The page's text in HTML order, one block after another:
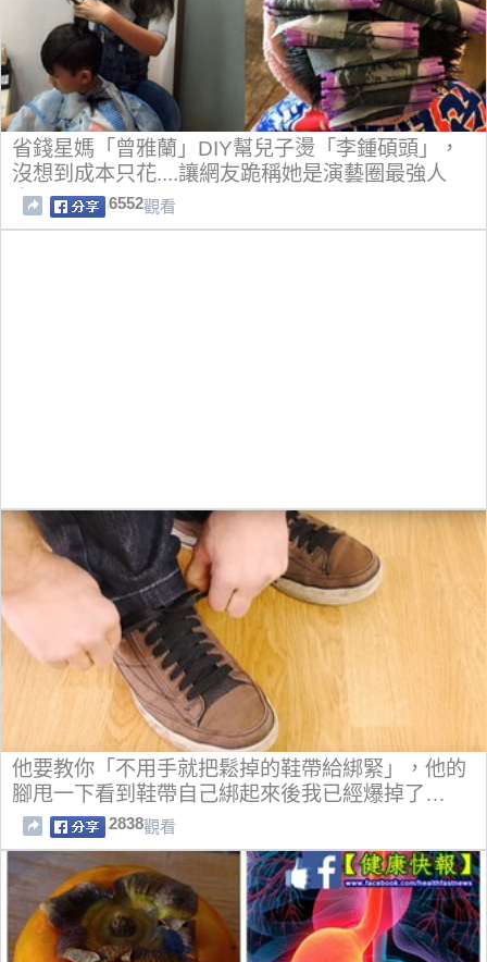
省錢星媽「曾雅蘭」DIY幫兒子燙「李鍾碩頭」，
沒想到成本只花....讓網友跪稱她是演藝圈最強人
妻！
6552觀看
他要教你「不用手就把鬆掉的鞋帶給綁緊」，他的
腳甩一下看到鞋帶自己綁起來後我已經爆掉了…
2838觀看